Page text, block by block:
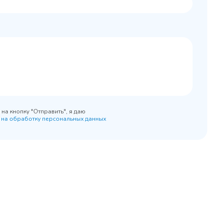
кнопку "Отправить", я даю
на обработку персональных данных